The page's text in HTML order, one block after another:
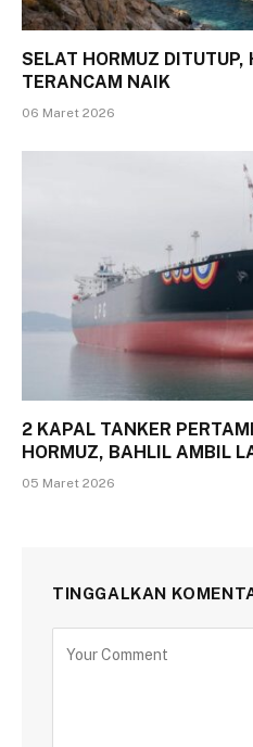
SELAT HORMUZ
TERANCAM NAIK
06 Maret 2026
2 KAPAL TANKER
HORMUZ, BAHLIL AMBIL
05 Maret 2026
TINGGALKAN